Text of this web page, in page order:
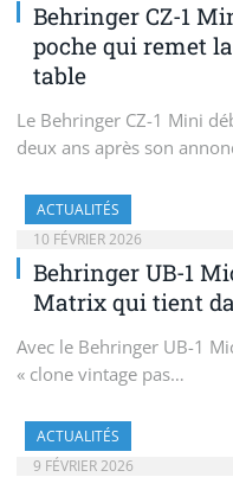
Behringer CZ-1
poche qui remet
table
Le Behringer CZ-1 Mini
deux ans après son
ACTUALITÉS
10 FÉVRIER 2026
Behringer UB-1
Matrix qui tient
Avec le Behringer UB-1
« clone vintage pas…
ACTUALITÉS
9 FÉVRIER 2026